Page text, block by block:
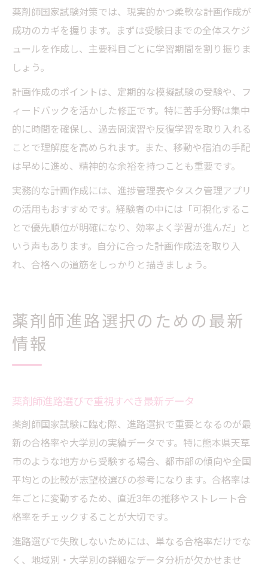
薬剤師国家試験対策では、現実的かつ柔軟な計画作成が
成功のカギを握ります。まずは受験日までの全体スケジ
ュールを作成し、主要科目ごとに学習期間を割り振りま
しょう。
計画作成のポイントは、定期的な模擬試験の受験や、フ
ィードバックを活かした修正です。特に苦手分野は集中
的に時間を確保し、過去問演習や反復学習を取り入れる
ことで理解度を高められます。また、移動や宿泊の手配
は早めに進め、精神的な余裕を持つことも重要です。
実務的な計画作成には、進捗管理表やタスク管理アプリ
の活用もおすすめです。経験者の中には「可視化するこ
とで優先順位が明確になり、効率よく学習が進んだ」と
いう声もあります。自分に合った計画作成法を取り入
れ、合格への道筋をしっかりと描きましょう。
薬剤師進路選択のための最新
情報
薬剤師進路選びで重視すべき最新データ
薬剤師国家試験に臨む際、進路選択で重要となるのが最
新の合格率や大学別の実績データです。特に熊本県天草
市のような地方から受験する場合、都市部の傾向や全国
平均との比較が志望校選びの参考になります。合格率は
年ごとに変動するため、直近3年の推移やストレート合
格率をチェックすることが大切です。
進路選びで失敗しないためには、単なる合格率だけでな
く、地域別・大学別の詳細なデータ分析が欠かせませ